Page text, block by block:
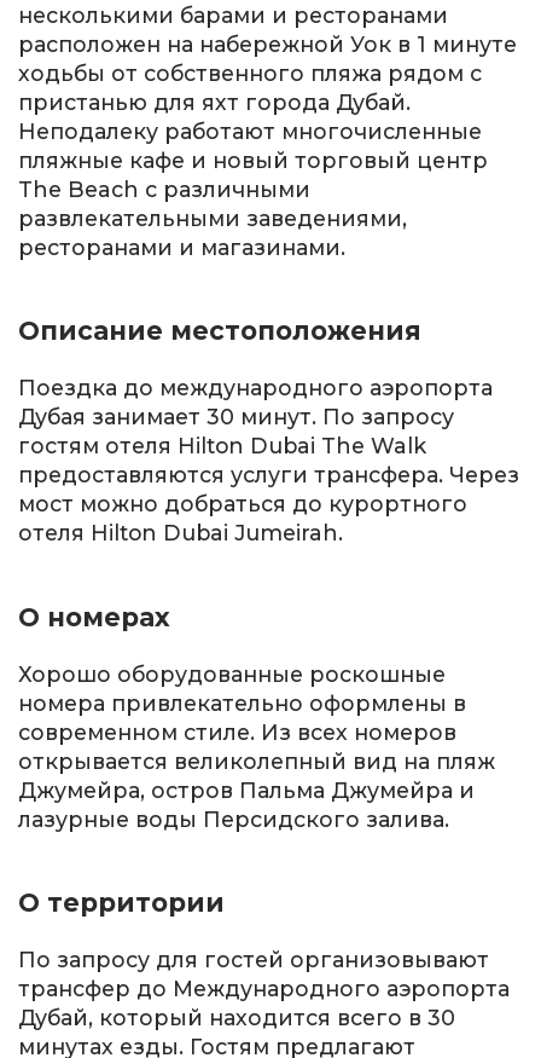
несколькими барами и ресторанами
расположен на набережной Уок в 1 минуте
ходьбы от собственного пляжа рядом с
пристанью для яхт города Дубай.
Неподалеку работают многочисленные
пляжные кафе и новый торговый центр
The Beach с различными
развлекательными заведениями,
ресторанами и магазинами.
Описание местоположения
Поездка до международного аэропорта
Дубая занимает 30 минут. По запросу
гостям отеля Hilton Dubai The Walk
предоставляются услуги трансфера. Через
мост можно добраться до курортного
отеля Hilton Dubai Jumeirah.
О номерах
Хорошо оборудованные роскошные
номера привлекательно оформлены в
современном стиле. Из всех номеров
открывается великолепный вид на пляж
Джумейра, остров Пальма Джумейра и
лазурные воды Персидского залива.
О территории
По запросу для гостей организовывают
трансфер до Международного аэропорта
Дубай, который находится всего в 30
минутах езды. Гостям предлагают